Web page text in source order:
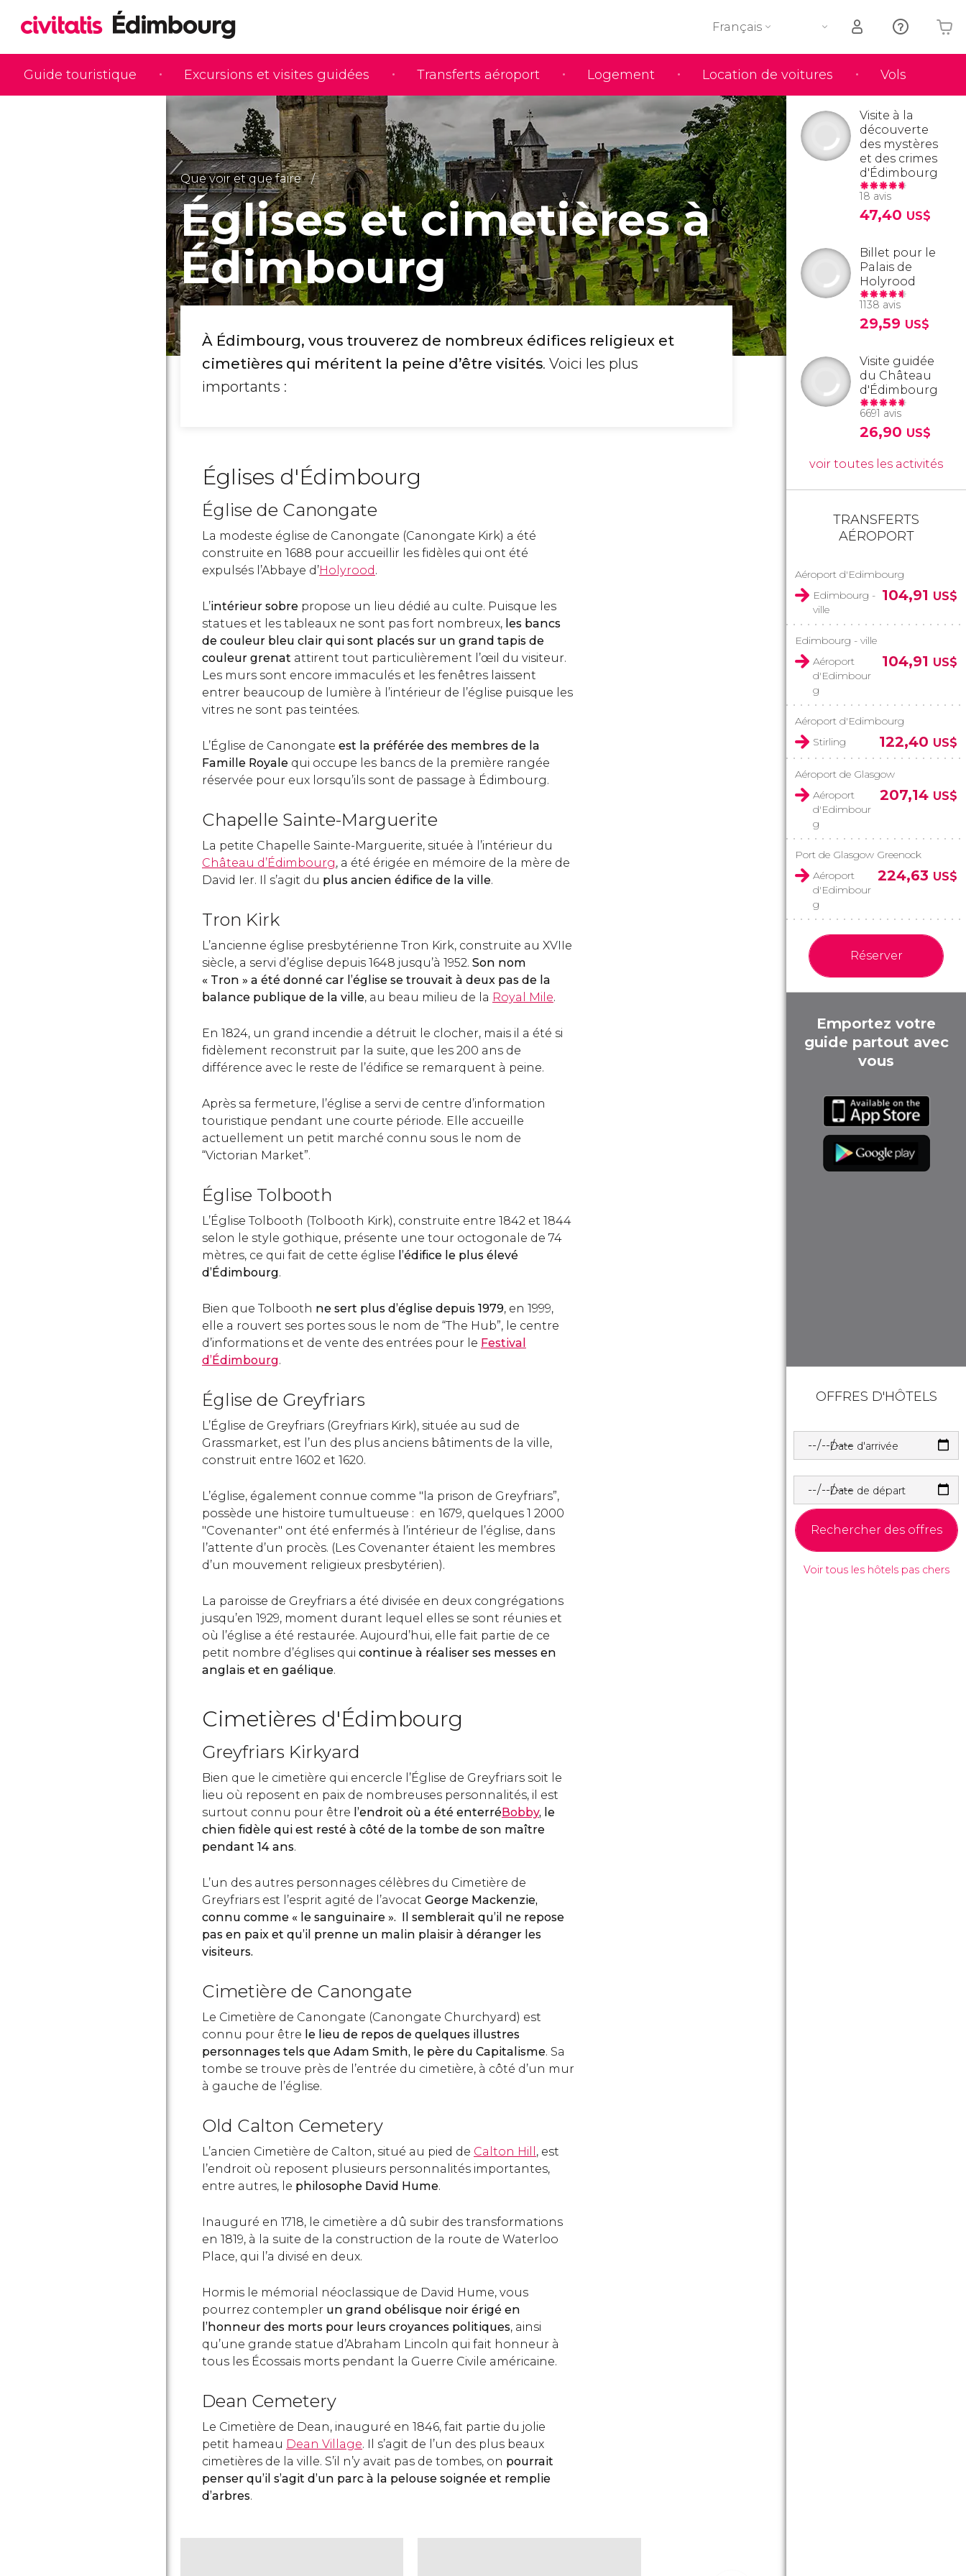
Guide touristique Excursions et visites guidées Transferts aéroport Logement Location de voitures Vols
Français
Votre panier est vide
Que voir et que faire
Églises et cimetières à
Édimbourg
À Édimbourg, vous trouverez de nombreux édifices religieux et
cimetières qui méritent la peine d’être visités. Voici les plus
importants :
Églises d'Édimbourg
Église de Canongate
La modeste église de Canongate (Canongate Kirk) a été
construite en 1688 pour accueillir les fidèles qui ont été
expulsés l’Abbaye d’Holyrood .
L’intérieur sobre propose un lieu dédié au culte. Puisque les
statues et les tableaux ne sont pas fort nombreux, les bancs
de couleur bleu clair qui sont placés sur un grand tapis de
couleur grenat attirent tout particulièrement l’œil du visiteur.
Les murs sont encore immaculés et les fenêtres laissent
entrer beaucoup de lumière à l’intérieur de l’église puisque les
vitres ne sont pas teintées.
L’Église de Canongate est la préférée des membres de la
Famille Royale qui occupe les bancs de la première rangée
réservée pour eux lorsqu’ils sont de passage à Édimbourg.
Chapelle Sainte-Marguerite
La petite Chapelle Sainte-Marguerite, située à l’intérieur du
Château d’Édimbourg, a été érigée en mémoire de la mère de
David Ier. Il s’agit du plus ancien édifice de la ville.
Tron Kirk
L’ancienne église presbytérienne Tron Kirk, construite au XVIIe
siècle, a servi d’église depuis 1648 jusqu’à 1952. Son nom
« Tron » a été donné car l’église se trouvait à deux pas de la
balance publique de la ville, au beau milieu de la Royal Mile.
En 1824, un grand incendie a détruit le clocher, mais il a été si
fidèlement reconstruit par la suite, que les 200 ans de
différence avec le reste de l’édifice se remarquent à peine.
Après sa fermeture, l’église a servi de centre d’information
touristique pendant une courte période. Elle accueille
actuellement un petit marché connu sous le nom de
“Victorian Market”.
Église Tolbooth
L’Église Tolbooth (Tolbooth Kirk), construite entre 1842 et 1844
selon le style gothique, présente une tour octogonale de 74
mètres, ce qui fait de cette église l’édifice le plus élevé
d’Édimbourg.
Bien que Tolbooth ne sert plus d’église depuis 1979, en 1999,
elle a rouvert ses portes sous le nom de “The Hub”, le centre
d’informations et de vente des entrées pour le Festival
d’Édimbourg.
Église de Greyfriars
L’Église de Greyfriars (Greyfriars Kirk), située au sud de
Grassmarket, est l’un des plus anciens bâtiments de la ville,
construit entre 1602 et 1620.
L’église, également connue comme "la prison de Greyfriars”,
possède une histoire tumultueuse : en 1679, quelques 1 2000
"Covenanter" ont été enfermés à l’intérieur de l’église, dans
l’attente d’un procès. (Les Covenanter étaient les membres
d’un mouvement religieux presbytérien).
La paroisse de Greyfriars a été divisée en deux congrégations
jusqu’en 1929, moment durant lequel elles se sont réunies et
où l’église a été restaurée. Aujourd’hui, elle fait partie de ce
petit nombre d’églises qui continue à réaliser ses messes en
anglais et en gaélique.
Cimetières d'Édimbourg
Greyfriars Kirkyard
Bien que le cimetière qui encercle l’Église de Greyfriars soit le
lieu où reposent en paix de nombreuses personnalités, il est
surtout connu pour être l’endroit où a été enterréBobby, le
chien fidèle qui est resté à côté de la tombe de son maître
pendant 14 ans.
L’un des autres personnages célèbres du Cimetière de
Greyfriars est l’esprit agité de l’avocat George Mackenzie,
connu comme « le sanguinaire ». Il semblerait qu’il ne repose
pas en paix et qu’il prenne un malin plaisir à déranger les
visiteurs.
Cimetière de Canongate
Le Cimetière de Canongate (Canongate Churchyard) est
connu pour être le lieu de repos de quelques illustres
personnages tels que Adam Smith, le père du Capitalisme. Sa
tombe se trouve près de l’entrée du cimetière, à côté d’un mur
à gauche de l’église.
Old Calton Cemetery
L’ancien Cimetière de Calton, situé au pied de Calton Hill , est
l’endroit où reposent plusieurs personnalités importantes,
entre autres, le philosophe David Hume.
Inauguré en 1718, le cimetière a dû subir des transformations
en 1819, à la suite de la construction de la route de Waterloo
Place, qui l’a divisé en deux.
Hormis le mémorial néoclassique de David Hume, vous
pourrez contempler un grand obélisque noir érigé en
l’honneur des morts pour leurs croyances politiques, ainsi
qu’une grande statue d’Abraham Lincoln qui fait honneur à
tous les Écossais morts pendant la Guerre Civile américaine.
Dean Cemetery
Le Cimetière de Dean, inauguré en 1846, fait partie du jolie
petit hameau Dean Village. Il s’agit de l’un des plus beaux
cimetières de la ville. S’il n’y avait pas de tombes, on pourrait
penser qu’il s’agit d’un parc à la pelouse soignée et remplie
d’arbres.
Visite à la
découverte
des mystères
et des crimes
d'Édimbourg
18 avis
47,40 US$
Billet pour le
Palais de
Holyrood
1138 avis
29,59 US$
Visite guidée
du Château
d'Édimbourg
6691 avis
26,90 US$
voir toutes les activités
TRANSFERTS
AÉROPORT
Aéroport d'Edimbourg
Edimbourg -
ville
104,91 US$
Edimbourg - ville
Aéroport
d'Edimbour
g
104,91 US$
Aéroport d'Edimbourg
Stirling
122,40 US$
Aéroport de Glasgow
Aéroport
d'Edimbour
g
207,14 US$
Port de Glasgow Greenock
Aéroport
d'Edimbour
g
224,63 US$
Réserver
Emportez votre
guide partout avec
vous
OFFRES D'HÔTELS
Date d'arrivée
Date de départ
Rechercher des offres
Voir tous les hôtels pas chers